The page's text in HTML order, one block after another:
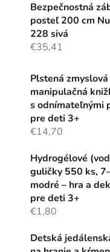
Bezpečnostná
posteľ 200 cm
228 sivá
€35,41
Plstená zmyslová
manipulačná
s odnímateľnými
pre deti 3+
€14,70
Hydrogélové
guličky 550 ks,
modré – hra a
pre deti 3+
€1,80
Detská